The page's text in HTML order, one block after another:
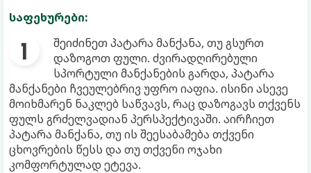
საფეხურები:
შეიძინეთ პატარა მანქანა, თუ გსურთ
დაზოგოთ ფული. ძვირადღირებული
სპორტული მანქანების გარდა, პატარა
მანქანები ჩვეულებრივ უფრო იაფია. ისინი ასევე
მოიხმარენ ნაკლებ საწვავს, რაც დაზოგავს თქვენს
ფულს გრძელვადიან პერსპექტივაში. აირჩიეთ
პატარა მანქანა, თუ ის შეესაბამება თქვენი
ცხოვრების წესს და თუ თქვენი ოჯახი
კომფორტულად ეტევა.